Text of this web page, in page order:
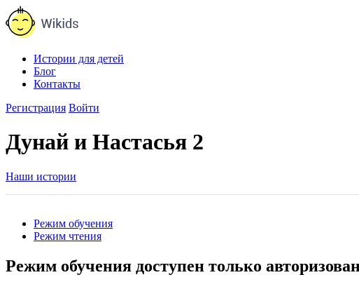
Истории для детей
Блог
Контакты
Регистрация Войти
Дунай и Настасья 2
Наши истории
Режим обучения
Режим чтения
Режим обучения доступен только